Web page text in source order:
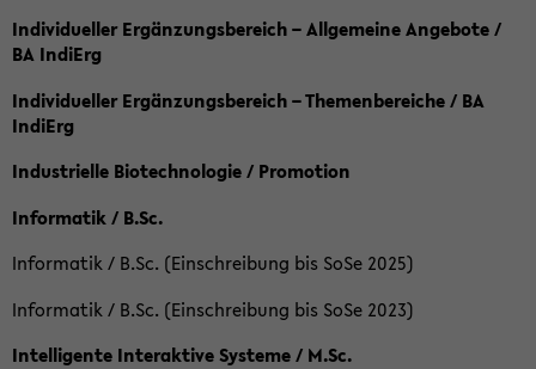
Individueller Ergänzungsbereich – Allgemeine Angebote /
BA IndiErg
Individueller Ergänzungsbereich – Themenbereiche / BA
IndiErg
Industrielle Biotechnologie / Promotion
Informatik / B.Sc.
Informatik / B.Sc. (Einschreibung bis SoSe 2025)
Informatik / B.Sc. (Einschreibung bis SoSe 2023)
Intelligente Interaktive Systeme / M.Sc.